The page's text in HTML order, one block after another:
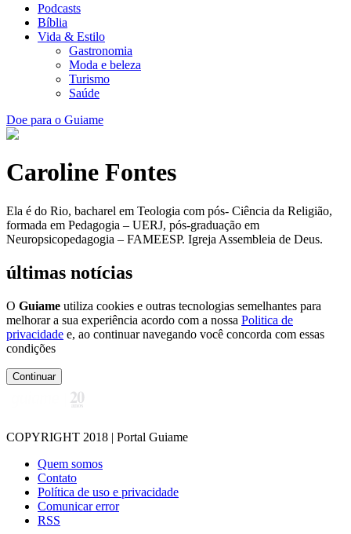
Podcasts
Bíblia
Vida & Estilo
Gastronomia
Moda e beleza
Turismo
Saúde
Doe para o Guiame
Caroline Fontes
Ela é do Rio, bacharel em Teologia com pós- Ciência da Religião,
formada em Pedagogia – UERJ, pós-graduação em
Neuropsicopedagogia – FAMEESP. Igreja Assembleia de Deus.
últimas notícias
O Guiame utiliza cookies e outras tecnologias semelhantes para
melhorar a sua experiência acordo com a nossa Politica de
privacidade e, ao continuar navegando você concorda com essas
condições
Continuar
COPYRIGHT 2018 | Portal Guiame
Quem somos
Contato
Política de uso e privacidade
Comunicar error
RSS